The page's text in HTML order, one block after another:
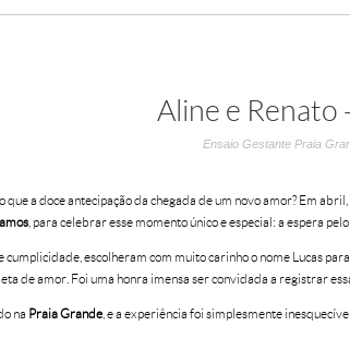
Aline e Renato
Ensaio Gestante Praia
a doce antecipação da chegada de um novo amor? Em
, para celebrar esse momento único e especial: a espera
escolheram com muito carinho o nome Lucas
de amor. Foi uma honra imensa ser convidada a registrar
na Praia Grande , e a experiência foi simplesmente